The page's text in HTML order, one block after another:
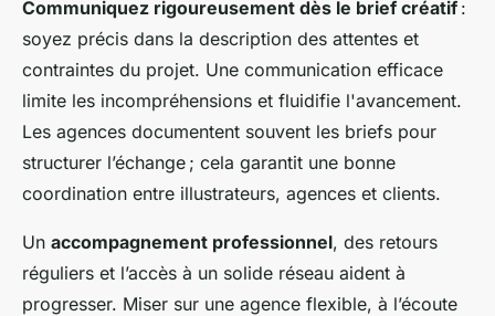
Communiquez rigoureusement dès le brief créatif :
soyez précis dans la description des attentes et
contraintes du projet. Une communication efficace
limite les incompréhensions et fluidifie l'avancement.
Les agences documentent souvent les briefs pour
structurer l’échange ; cela garantit une bonne
coordination entre illustrateurs, agences et clients.
Un accompagnement professionnel, des retours
réguliers et l’accès à un solide réseau aident à
progresser. Miser sur une agence flexible, à l’écoute